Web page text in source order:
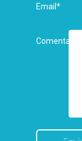
Email*
Comentarios